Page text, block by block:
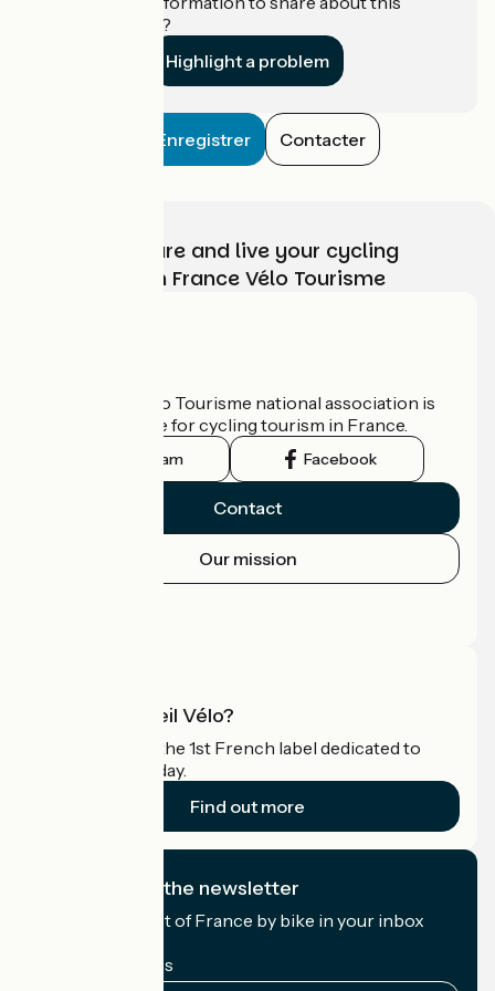
establishment?
Highlight a problem
Enregistrer Contacter
Choose, prepare and live your cycling
adventure with France Vélo Tourisme
The France Vélo Tourisme national association is
the official guide for cycling tourism in France.
Instagram Facebook
Contact
Our mission
What is Accueil Vélo?
Accueil Vélo is the 1st French label dedicated to
cyclists on holiday.
Find out more
I subscribe to the newsletter
Receive the best of France by bike in your inbox
My email address